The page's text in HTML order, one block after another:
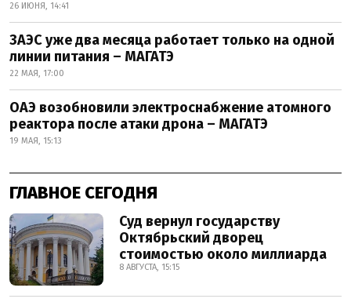
26 ИЮНЯ, 14:41
ЗАЭС уже два месяца работает только на одной
линии питания – МАГАТЭ
22 МАЯ, 17:00
ОАЭ возобновили электроснабжение атомного
реактора после атаки дрона – МАГАТЭ
19 МАЯ, 15:13
ГЛАВНОЕ СЕГОДНЯ
Суд вернул государству
Октябрьский дворец
стоимостью около миллиарда
8 АВГУСТА, 15:15